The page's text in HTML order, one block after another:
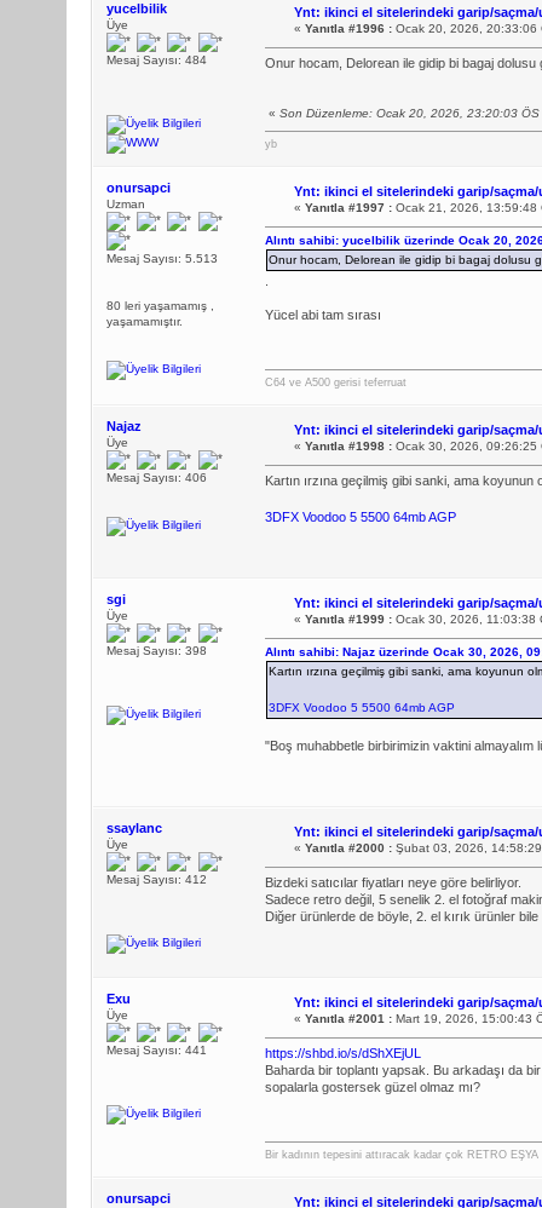
yucelbilik
Üye
Mesaj Sayısı: 484
Ynt: ikinci el sitelerindeki garip/
« Yanıtla #1996 :Ocak 20, 2026, 20:33:06
Onur hocam, Delorean ile gidip bi bagaj dolusu
« Son Düzenleme: Ocak 20, 2026, 23:20:03
yb
onursapci
Uzman
Mesaj Sayısı: 5.513
80 leri yaşamamış ,
yaşamamıştır.
Ynt: ikinci el sitelerindeki garip/
« Yanıtla #1997 :Ocak 21, 2026, 13:59:48
Alıntı sahibi: yucelbilik üzerinde Ocak 20,
Onur hocam, Delorean ile gidip bi bagaj dolusu
Yücel abi tam sırası
C64 ve A500 gerisi teferruat
Najaz
Üye
Mesaj Sayısı: 406
Ynt: ikinci el sitelerindeki garip/
« Yanıtla #1998 :Ocak 30, 2026, 09:26:25
Kartın ırzına geçilmiş gibi sanki, ama
3DFX Voodoo 5 5500 64mb AGP
sgi
Üye
Mesaj Sayısı: 398
Ynt: ikinci el sitelerindeki garip/
« Yanıtla #1999 :Ocak 30, 2026, 11:03:38
Alıntı sahibi: Najaz üzerinde Ocak 30, 2026,
Kartın ırzına geçilmiş gibi sanki, ama koyunun
3DFX Voodoo 5 5500 64mb AGP
"Boş muhabbetle birbirimizin vaktini
ssaylanc
Üye
Mesaj Sayısı: 412
Ynt: ikinci el sitelerindeki garip/
« Yanıtla #2000 :Şubat 03, 2026,
Bizdeki satıcılar fiyatları neye göre belirliyor.
Sadece retro değil, 5 senelik 2. el fotoğraf
Diğer ürünlerde de böyle, 2. el kırık ürünler
Exu
Üye
Mesaj Sayısı: 441
Ynt: ikinci el sitelerindeki garip/
« Yanıtla #2001 :Mart 19, 2026, 15:00:43
https://shbd.io/s/dShXEjUL
Baharda bir toplantı yapsak. Bu arkadaşı da
sopalarla gostersek güzel olmaz mı?
Bir kadının tepesini attıracak kadar çok RETRO
onursapci Ynt: ikinci el sitelerindeki garip/